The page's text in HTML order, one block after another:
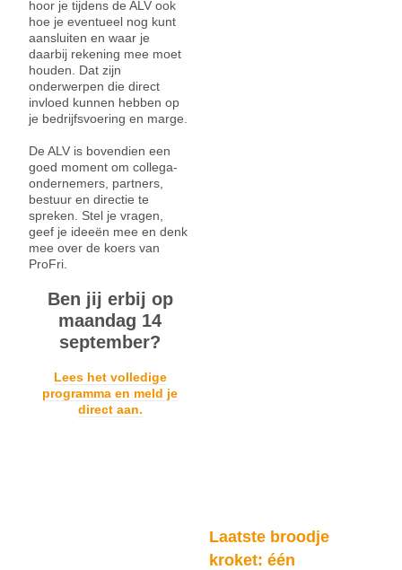
hoor je tijdens de ALV ook
hoe je eventueel nog kunt
aansluiten en waar je
daarbij rekening mee moet
houden. Dat zijn
onderwerpen die direct
invloed kunnen hebben op
je bedrijfsvoering en marge.
De ALV is bovendien een
goed moment om collega-
ondernemers, partners,
bestuur en directie te
spreken. Stel je vragen,
geef je ideeën mee en denk
mee over de koers van
ProFri.
Ben jij erbij op
maandag 14
september?
Lees het volledige
programma en meld je
direct aan.
Laatste broodje
kroket: één